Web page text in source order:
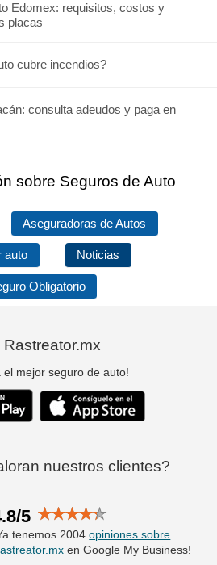
Edomex: requisitos, costos y
placas
cubre incendios?
consulta adeudos y paga en
sobre Seguros de Auto
Aseguradoras de Autos
auto Noticias
Obligatorio
Rastreator.mx
el mejor seguro de auto!
nuestros clientes?
5
tenemos 2004opiniones sobre
en Google My Business!